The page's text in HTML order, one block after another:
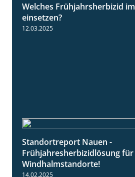
Welches Frühjahrsherbizid
einsetzen?
12.03.2025
Standortreport Nauen -
Frühjahresherbizidlösung für
Windhalmstandorte!
14.02.2025